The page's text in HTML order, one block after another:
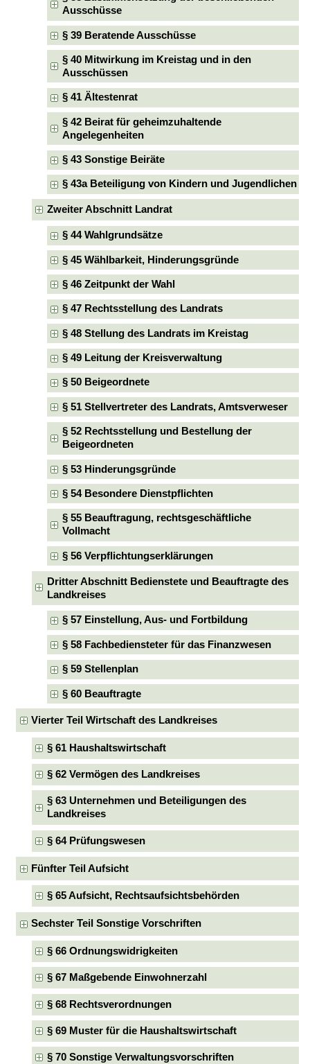
Ausschüsse
§ 39 Beratende Ausschüsse
§ 40 Mitwirkung im Kreistag und in den
Ausschüssen
§ 41 Ältestenrat
§ 42 Beirat für geheimzuhaltende
Angelegenheiten
§ 43 Sonstige Beiräte
§ 43a Beteiligung von Kindern und Jugendlichen
Zweiter Abschnitt Landrat
§ 44 Wahlgrundsätze
§ 45 Wählbarkeit, Hinderungsgründe
§ 46 Zeitpunkt der Wahl
§ 47 Rechtsstellung des Landrats
§ 48 Stellung des Landrats im Kreistag
§ 49 Leitung der Kreisverwaltung
§ 50 Beigeordnete
§ 51 Stellvertreter des Landrats, Amtsverweser
§ 52 Rechtsstellung und Bestellung der
Beigeordneten
§ 53 Hinderungsgründe
§ 54 Besondere Dienstpflichten
§ 55 Beauftragung, rechtsgeschäftliche
Vollmacht
§ 56 Verpflichtungserklärungen
Dritter Abschnitt Bedienstete und Beauftragte des
Landkreises
§ 57 Einstellung, Aus- und Fortbildung
§ 58 Fachbediensteter für das Finanzwesen
§ 59 Stellenplan
§ 60 Beauftragte
Vierter Teil Wirtschaft des Landkreises
§ 61 Haushaltswirtschaft
§ 62 Vermögen des Landkreises
§ 63 Unternehmen und Beteiligungen des
Landkreises
§ 64 Prüfungswesen
Fünfter Teil Aufsicht
§ 65 Aufsicht, Rechtsaufsichtsbehörden
Sechster Teil Sonstige Vorschriften
§ 66 Ordnungswidrigkeiten
§ 67 Maßgebende Einwohnerzahl
§ 68 Rechtsverordnungen
§ 69 Muster für die Haushaltswirtschaft
§ 70 Sonstige Verwaltungsvorschriften